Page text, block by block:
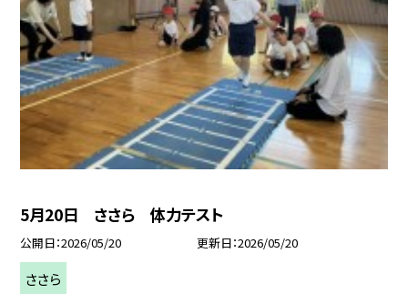
5月20日 ささら 体力テスト
公開日 2026/05/20 更新日 2026/05/20
ささら